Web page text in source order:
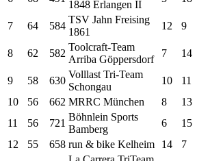
1848 Erlangen II
7 64 584
TSV Jahn Freising
1861
12 9
8 62 582
Toolcraft-Team
Arriba Göppersdorf
7 14
9 58 630
Volllast Tri-Team
Schongau
10 11
10
56 662 MRRC München 8 13
11
56 721
Böhnlein Sports
Bamberg
6 15
12
55 658 run & bike Kelheim 14 7